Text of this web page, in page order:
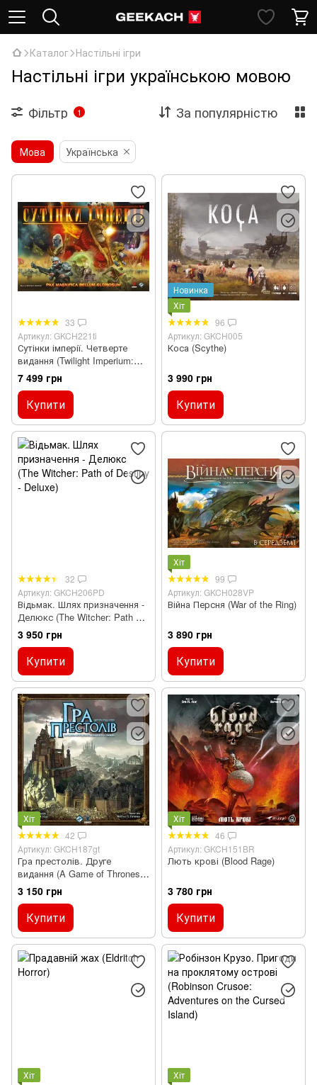
Каталог Настільні ігри
Настільні ігри українською мовою
Фільтр 1 За популярністю
Мова Українська
33
Артикул: GKCH221ti
Сутінки імперії. Четверте
видання (Twilight Imperium:
Fourth Edition)
7 499 грн
Купити
Новинка
Хіт
96
Артикул: GKCH005
Коса (Scythe)
3 990 грн
Купити
32
Артикул: GKCH206PD
Відьмак. Шлях призначення -
Делюкс (The Witcher: Path of
Destiny - Deluxe)
3 950 грн
Купити
Хіт
99
Артикул: GKCH028VP
Війна Персня (War of the Ring)
3 890 грн
Купити
Хіт
42
Артикул: GKCH187gt
Гра престолів. Друге
видання (A Game of Thrones:
The Board Game Second
Edition)
3 150 грн
Купити
Хіт
46
Артикул: GKCH151BR
Лють крові (Blood Rage)
3 780 грн
Купити
Хіт
Хіт